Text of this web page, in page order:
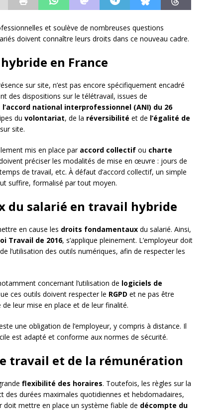
et soulève de nombreuses questions
doivent connaître leurs droits dans ce nouveau cadre.
en France
sur site, n’est pas encore spécifiquement encadré
des dispositions sur le télétravail, issues de
l’accord national interprofessionnel (ANI) du 26
du volontariat, de la réversibilité et de l’égalité de
site.
mis en place par accord collectif ou charte
préciser les modalités de mise en œuvre : jours de
de travail, etc. À défaut d’accord collectif, un simple
suffire, formalisé par tout moyen.
du salarié en travail hybride
en cause les droits fondamentaux du salarié. Ainsi,
Travail de 2016, s’applique pleinement. L’employeur doit
l’utilisation des outils numériques, afin de respecter les
concernant l’utilisation de logiciels de
ces outils doivent respecter le RGPD et ne pas être
leur mise en place et de leur finalité.
une obligation de l’employeur, y compris à distance. Il
est adapté et conforme aux normes de sécurité.
travail et de la rémunération
flexibilité des horaires. Toutefois, les règles sur la
des durées maximales quotidiennes et hebdomadaires,
doit mettre en place un système fiable de décompte du